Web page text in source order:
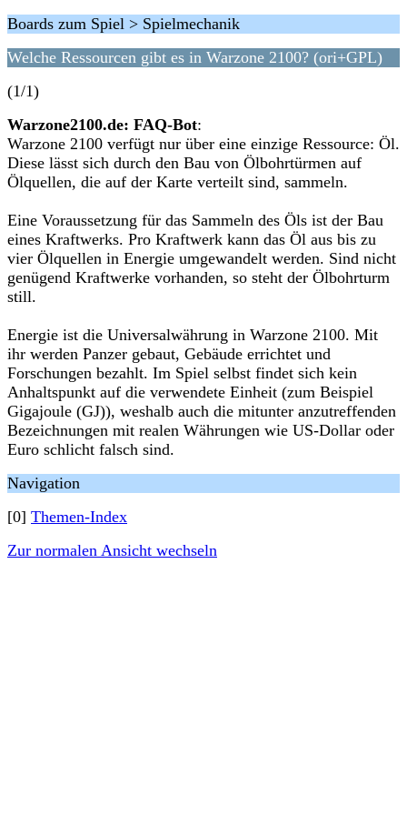
Boards zum Spiel > Spielmechanik
Welche Ressourcen gibt es in Warzone 2100? (ori+GPL)
(1/1)
Warzone2100.de: FAQ-Bot:
Warzone 2100 verfügt nur über eine einzige Ressource: Öl.
Diese lässt sich durch den Bau von Ölbohrtürmen auf
Ölquellen, die auf der Karte verteilt sind, sammeln.
Eine Voraussetzung für das Sammeln des Öls ist der Bau
eines Kraftwerks. Pro Kraftwerk kann das Öl aus bis zu
vier Ölquellen in Energie umgewandelt werden. Sind nicht
genügend Kraftwerke vorhanden, so steht der Ölbohrturm
still.
Energie ist die Universalwährung in Warzone 2100. Mit
ihr werden Panzer gebaut, Gebäude errichtet und
Forschungen bezahlt. Im Spiel selbst findet sich kein
Anhaltspunkt auf die verwendete Einheit (zum Beispiel
Gigajoule (GJ)), weshalb auch die mitunter anzutreffenden
Bezeichnungen mit realen Währungen wie US-Dollar oder
Euro schlicht falsch sind.
Navigation
[0] Themen-Index
Zur normalen Ansicht wechseln